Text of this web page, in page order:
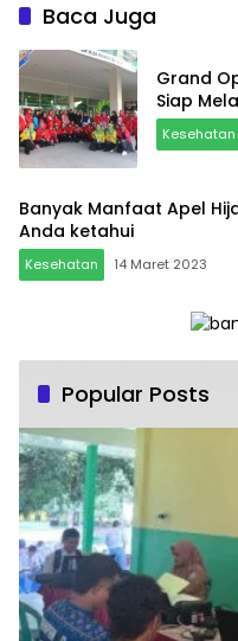
Baca Juga
Grand
Siap
Kesehatan
Banyak Manfaat Apel
Anda ketahui
Kesehatan 14 Maret 2023
Popular Posts